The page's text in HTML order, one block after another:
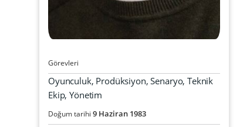
Görevleri
Oyunculuk, Prodüksiyon, Senaryo, Teknik
Ekip, Yönetim
Doğum tarihi 9 Haziran 1983